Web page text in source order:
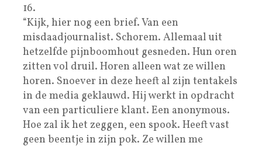
16.
“Kijk, hier nog een brief. Van een
misdaadjournalist. Schorem. Allemaal uit
hetzelfde pijnboomhout gesneden. Hun oren
zitten vol druil. Horen alleen wat ze willen
horen. Snoever in deze heeft al zijn tentakels
in de media geklauwd. Hij werkt in opdracht
van een particuliere klant. Een anonymous.
Hoe zal ik het zeggen, een spook. Heeft vast
geen beentje in zijn pok. Ze willen me